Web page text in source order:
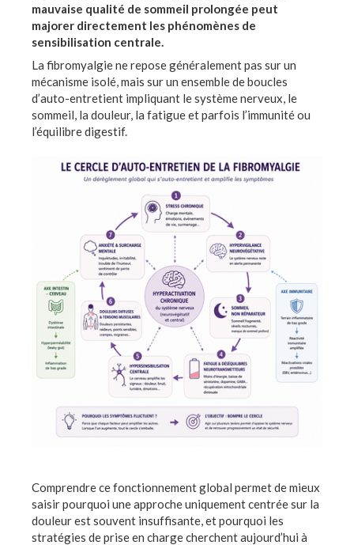
mauvaise qualité de sommeil prolongée peut
majorer directement les phénomènes de
sensibilisation centrale.
La fibromyalgie ne repose généralement pas sur un
mécanisme isolé, mais sur un ensemble de boucles
d’auto-entretient impliquant le système nerveux, le
sommeil, la douleur, la fatigue et parfois l’immunité ou
l’équilibre digestif.
Comprendre ce fonctionnement global permet de mieux
saisir pourquoi une approche uniquement centrée sur la
douleur est souvent insuffisante, et pourquoi les
stratégies de prise en charge cherchent aujourd’hui à